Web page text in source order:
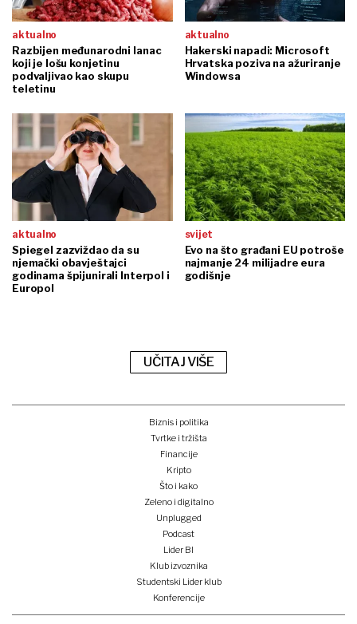
aktualno
Razbijen međunarodni lanac
koji je lošu konjetinu
podvaljivao kao skupu
teletinu
aktualno
Hakerski napadi: Microsoft
Hrvatska poziva na ažuriranje
Windowsa
aktualno
Spiegel zazviždao da su
njemački obavještajci
godinama špijunirali Interpol i
Europol
svijet
Evo na što građani EU potroše
najmanje 24 milijadre eura
godišnje
UČITAJ VIŠE
Biznis i politika
Tvrtke i tržišta
Financije
Kripto
Što i kako
Zeleno i digitalno
Unplugged
Podcast
Lider BI
Klub izvoznika
Studentski Lider klub
Konferencije